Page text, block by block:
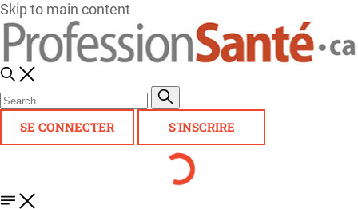
Skip to main content
SE CONNECTER S'INSCRIRE